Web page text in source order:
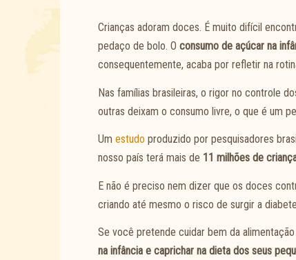
Crianças adoram doces. É muito difícil
pedaço de bolo. O consumo de açúcar na
consequentemente, acaba por refletir na
Nas famílias brasileiras, o rigor no controle
outras deixam o consumo livre, o que é um
Um estudo produzido por pesquisadores
nosso país terá mais de 11 milhões de
E não é preciso nem dizer que os doces
criando até mesmo o risco de surgir a
Se você pretende cuidar bem da
na infância e caprichar na dieta dos seus